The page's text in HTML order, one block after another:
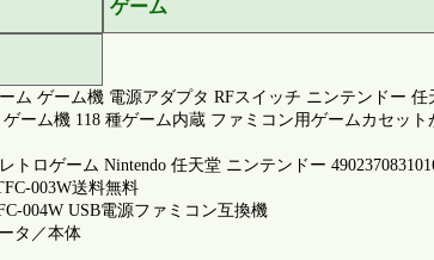
ゲーム
ゲーム機 電源アダプタ RFスイッチ ニンテンドー 任
ーム機 118 種ゲーム内蔵 ファミコン用ゲームカセッ
ロゲーム Nintendo 任天堂 ニンテンドー
003W送料無料
004W USB電源ファミコン互換機
タ／本体